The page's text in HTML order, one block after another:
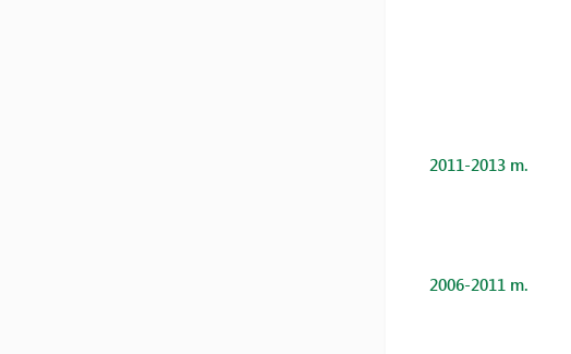
2011-2013 m.
2006-2011 m.